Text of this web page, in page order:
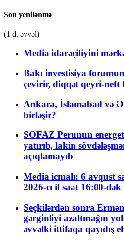
Son yenilənmə
(1 d. əvvəl)
Media idarəçiliyini
Bakı investisiya
çevirir, diqqət qeyri-neft
Ankara, İslamabad və
birləşir?
SOFAZ Perunun
yatırıb, lakin
açıqlamayıb
Media icmalı: 6 avqust
2026-cı il saat 16:00-dək
Seçkilərdən sonra
gərginliyi azaltmağın
əvvəlki ittifaqa qayıdış